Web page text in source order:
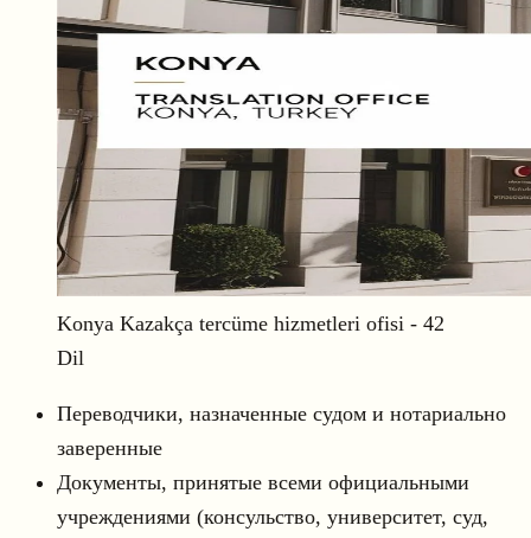
Konya Kazakça tercüme hizmetleri ofisi - 42
Dil
Переводчики, назначенные судом и нотариально
заверенные
Документы, принятые всеми официальными
учреждениями (консульство, университет, суд,